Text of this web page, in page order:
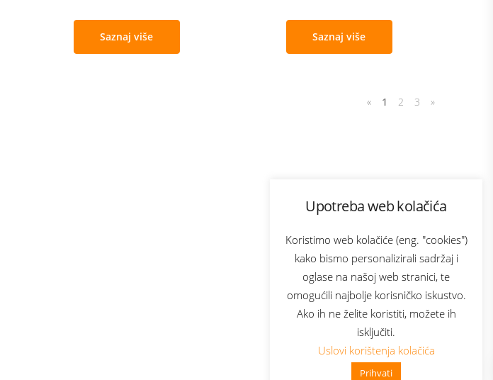
Upotreba web kolačića
Koristimo web kolačiće (eng. "cookies")
kako bismo personalizirali sadržaj i
oglase na našoj web stranici, te
omogućili najbolje korisničko iskustvo.
Ako ih ne želite koristiti, možete ih
isključiti.
Uslovi korištenja kolačića
Prihvati
👋 Zdravo, kako mogu pomoći?
Saznaj više Saznaj više
« 1 2 3 »
Bonus plus
Prijava za newsletter